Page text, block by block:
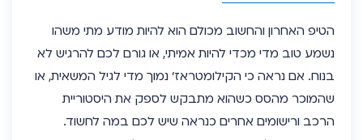
הטיפ האחרון והחשוב מכולם הוא להיות מודע מתי משהו
נשמע טוב מדי מכדי להיות אמיתי, או גורם לכם להרגיש לא
בנוח. אם נראה כי הקילומטראז’ נמוך מדי לגיל המשאית, או
שהמוכר מהסס כשהוא מתבקש לספק את היסטוריית
הרכב ורישומים אחרים כנראה שיש לכם במה לחשוד.